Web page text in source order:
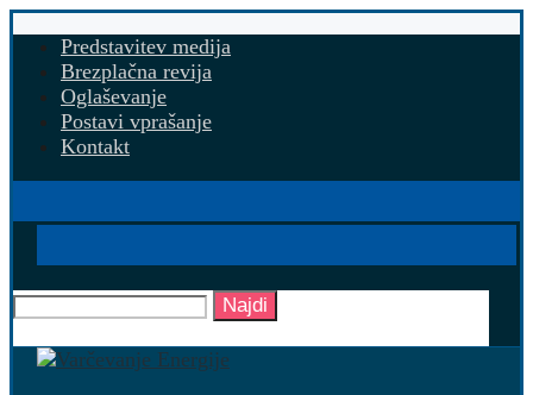
Predstavitev medija
Brezplačna revija
Oglaševanje
Postavi vprašanje
Kontakt
Najdi